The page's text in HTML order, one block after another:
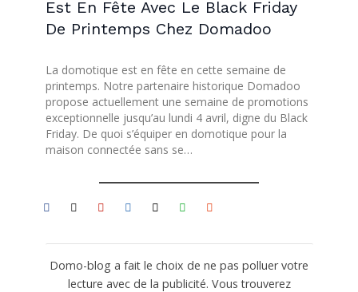
Est En Fête Avec Le Black Friday
De Printemps Chez Domadoo
La domotique est en fête en cette semaine de
printemps. Notre partenaire historique Domadoo
propose actuellement une semaine de promotions
exceptionnelle jusqu’au lundi 4 avril, digne du Black
Friday. De quoi s’équiper en domotique pour la
maison connectée sans se…
Domo-blog a fait le choix de ne pas polluer votre
lecture avec de la publicité. Vous trouverez